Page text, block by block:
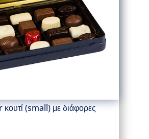
(small) με διάφορες